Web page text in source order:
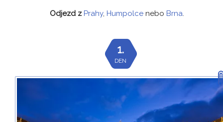
Odjezd z Prahy, Humpolce nebo Brna.
1.
DEN